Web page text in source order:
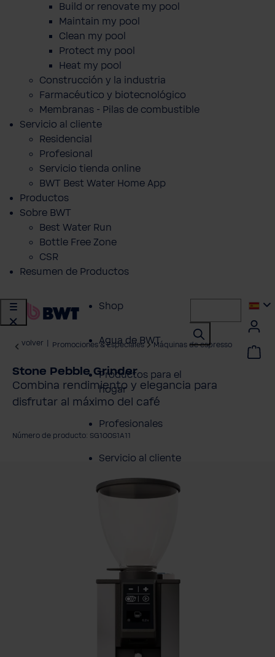
Build or renovate my pool
Maintain my pool
Clean my pool
Protect my pool
Heat my pool
Construcción y la industria
Farmacéutico y biotecnológico
Membranas - Pilas de combustible
Servicio al cliente
Residencial
Profesional
Servicio tienda online
BWT Best Water Home App
Productos
Sobre BWT
Best Water Run
Bottle Free Zone
CSR
Resumen de Productos
Shop
Agua de BWT
Productos para el
hogar
Profesionales
Servicio al cliente
Productos
Productos
volver Promociones & Especiales Máquinas de espresso
Stone Pebble Grinder
Combina rendimiento y elegancia para
disfrutar al máximo del café
Número de producto: SG100S1A11